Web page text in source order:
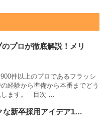
プロが徹底解説！メリ
件以上のプロであるフラッシ
経験から準備から本番までどう
します。 目次 …
な新卒採用アイデア1…